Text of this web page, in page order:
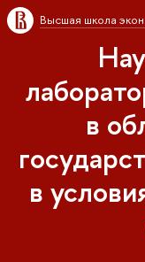
Высшая школа
в
в